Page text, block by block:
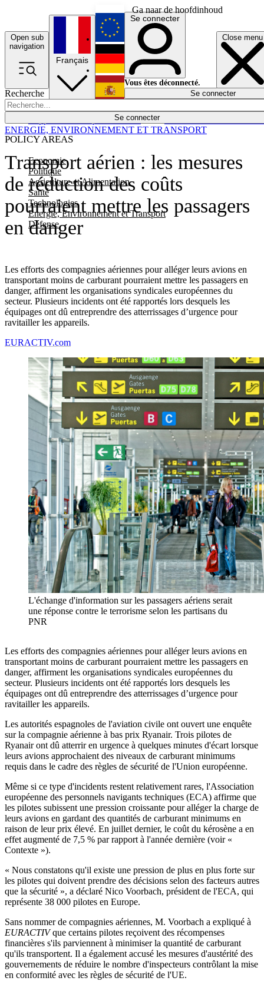
Ga naar de hoofdinhoud
Open sub
navigation
Close menu
Recherche
Se connecter
POLICY AREAS
Economie
Politique
Agriculture et Alimentation
Santé
Technologies
Energie, Environnement et Transport
Défense
Économie
Français
English
Deutsch
Español
Se connecter
Vous êtes déconnecté.
Se connecter
Transport aérien : les mesures
de réduction des coûts
pourraient mettre les passagers
en danger
Les efforts des compagnies aériennes pour alléger leurs avions en
transportant moins de carburant pourraient mettre les passagers en
danger, affirment les organisations syndicales européennes du
secteur. Plusieurs incidents ont été rapportés lors desquels les
équipages ont dû entreprendre des atterrissages d’urgence pour
ravitailler les appareils.
ENERGIE, ENVIRONNEMENT ET TRANSPORT
EURACTIV.com
L'échange d'information sur les passagers aériens serait
une réponse contre le terrorisme selon les partisans du
PNR
Les efforts des compagnies aériennes pour alléger leurs avions en
transportant moins de carburant pourraient mettre les passagers en
danger, affirment les organisations syndicales européennes du
secteur. Plusieurs incidents ont été rapportés lors desquels les
équipages ont dû entreprendre des atterrissages d’urgence pour
ravitailler les appareils.
Les autorités espagnoles de l'aviation civile ont ouvert une enquête
sur la compagnie aérienne à bas prix Ryanair. Trois pilotes de
Ryanair ont dû atterrir en urgence à quelques minutes d'écart lorsque
leurs avions approchaient des niveaux de carburant minimums
requis dans le cadre des règles de sécurité de l'Union européenne.
Même si ce type d'incidents restent relativement rares, l'Association
européenne des personnels navigants techniques (ECA) affirme que
les pilotes subissent une pression croissante pour alléger la charge de
leurs avions en gardant des quantités de carburant minimums en
raison de leur prix élevé. En juillet dernier, le coût du kérosène a en
effet augmenté de 7,5 % par rapport à l'année dernière (voir «
Contexte »).
« Nous constatons qu'il existe une pression de plus en plus forte sur
les pilotes qui doivent prendre des décisions selon des facteurs autres
que la sécurité », a déclaré Nico Voorbach, président de l'ECA, qui
représente 38 000 pilotes en Europe.
Sans nommer de compagnies aériennes, M. Voorbach a expliqué à
EURACTIVque certains pilotes reçoivent des récompenses
financières s'ils parviennent à minimiser la quantité de carburant
qu'ils transportent. Il a également accusé les mesures d'austérité des
gouvernements de réduire le nombre d'inspecteurs contrôlant la mise
en conformité avec les règles de sécurité de l'UE.